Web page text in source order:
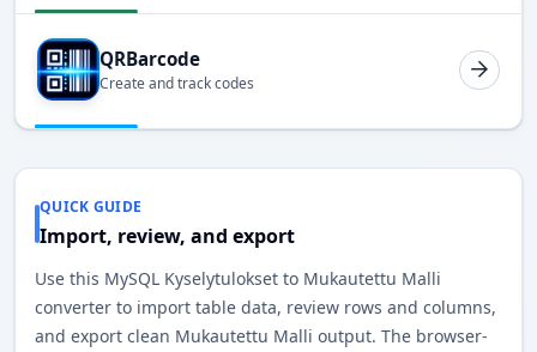
QRBarcode
Create and track codes
QUICK GUIDE
Import, review, and export
Use this MySQL Kyselytulokset to Mukautettu Malli
converter to import table data, review rows and columns,
and export clean Mukautettu Malli output. The browser-